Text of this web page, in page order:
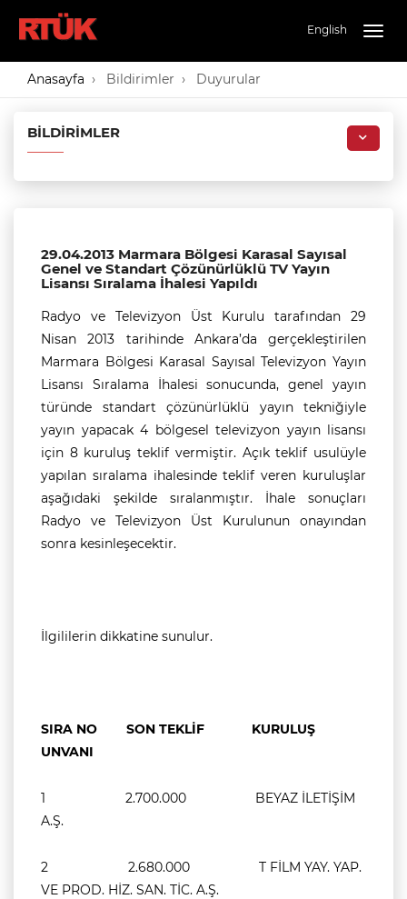
English
Anasayfa Bildirimler Duyurular
BILDIRIMLER
29.04.2013 Marmara Bölgesi Karasal Sayısal
Genel ve Standart Çözünürlüklü TV Yayın
Lisansı Sıralama İhalesi Yapıldı
Radyo ve Televizyon Üst Kurulu tarafından 29
Nisan 2013 tarihinde Ankara’da gerçekleştirilen
Marmara Bölgesi Karasal Sayısal Televizyon Yayın
Lisansı Sıralama İhalesi sonucunda, genel yayın
türünde standart çözünürlüklü yayın tekniğiyle
yayın yapacak 4 bölgesel televizyon yayın lisansı
için 8 kuruluş teklif vermiştir. Açık teklif usulüyle
yapılan sıralama ihalesinde teklif veren kuruluşlar
aşağıdaki şekilde sıralanmıştır. İhale sonuçları
Radyo ve Televizyon Üst Kurulunun onayından
sonra kesinleşecektir.
İlgililerin dikkatine sunulur.
SIRA NO SON TEKLİF KURULUŞ
UNVANI
1 2.700.000 BEYAZ İLETİŞİM
A.Ş.
2 2.680.000 T FİLM YAY. YAP.
VE PROD. HİZ. SAN. TİC. A.Ş.